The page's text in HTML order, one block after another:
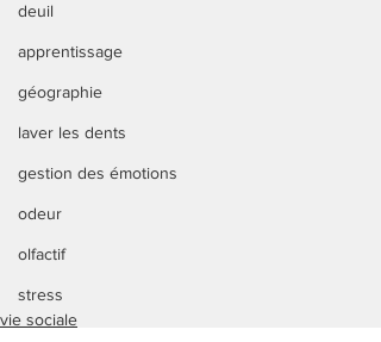
deuil
apprentissage
géographie
laver les dents
gestion des émotions
odeur
olfactif
stress
vie sociale